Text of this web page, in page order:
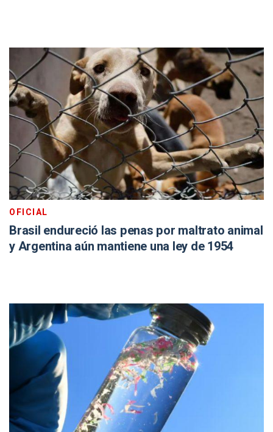
OFICIAL
Brasil endureció las penas por maltrato animal
y Argentina aún mantiene una ley de 1954